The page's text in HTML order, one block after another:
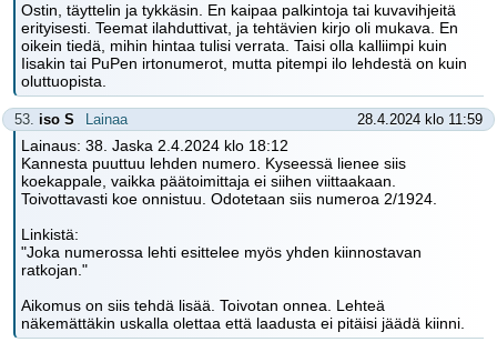
Ostin, täyttelin ja tykkäsin. En kaipaa palkintoja tai kuvavihjeitä
erityisesti. Teemat ilahduttivat, ja tehtävien kirjo oli mukava. En
oikein tiedä, mihin hintaa tulisi verrata. Taisi olla kalliimpi kuin
Iisakin tai PuPen irtonumerot, mutta pitempi ilo lehdestä on kuin
oluttuopista.
53. iso S Lainaa 28.4.2024 klo 11:59
Lainaus: 38. Jaska 2.4.2024 klo 18:12
Kannesta puuttuu lehden numero. Kyseessä lienee siis
koekappale, vaikka päätoimittaja ei siihen viittaakaan.
Toivottavasti koe onnistuu. Odotetaan siis numeroa 2/1924.
Linkistä:
"Joka numerossa lehti esittelee myös yhden kiinnostavan
ratkojan."
Aikomus on siis tehdä lisää. Toivotan onnea. Lehteä
näkemättäkin uskalla olettaa että laadusta ei pitäisi jäädä kiinni.